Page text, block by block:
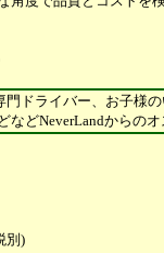
門ドライバー、お子様
などNeverLandからの
別)